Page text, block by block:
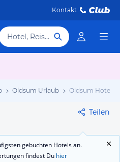
Kontakt
Hotel, Reiseziel
Oldsum Urlaub Oldsum Hotels
Teilen
gebuchten Hotels an.
findest Du hier